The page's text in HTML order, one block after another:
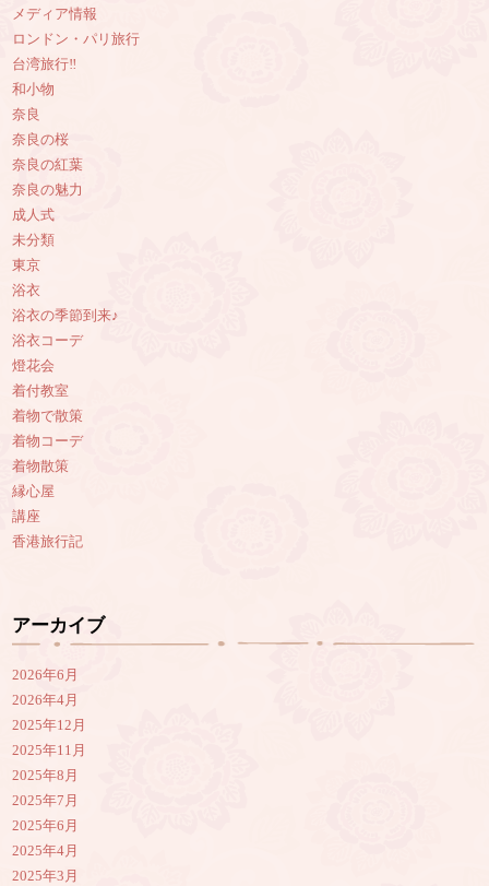
メディア情報
ロンドン・パリ旅行
台湾旅行‼︎
和小物
奈良
奈良の桜
奈良の紅葉
奈良の魅力
成人式
未分類
東京
浴衣
浴衣の季節到来♪
浴衣コーデ
燈花会
着付教室
着物で散策
着物コーデ
着物散策
縁心屋
講座
香港旅行記
アーカイブ
2026年6月
2026年4月
2025年12月
2025年11月
2025年8月
2025年7月
2025年6月
2025年4月
2025年3月